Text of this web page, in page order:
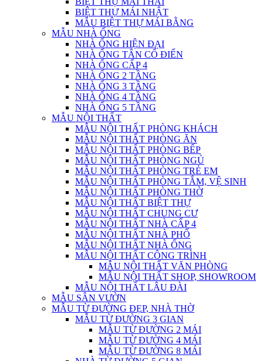
BIỆT THỰ MÁI NHẬT
MẪU BIỆT THỰ MÁI BẰNG
MẪU NHÀ ỐNG
NHÀ ỐNG HIỆN ĐẠI
NHÀ ỐNG TÂN CỔ ĐIỂN
NHÀ ỐNG CẤP 4
NHÀ ỐNG 2 TẦNG
NHÀ ỐNG 3 TẦNG
NHÀ ỐNG 4 TẦNG
NHÀ ỐNG 5 TẦNG
MẪU NỘI THẤT
MẪU NỘI THẤT PHÒNG KHÁCH
MẪU NỘI THẤT PHÒNG ĂN
MẪU NỘI THẤT PHÒNG BẾP
MẪU NỘI THẤT PHÒNG NGỦ
MẪU NỘI THẤT PHÒNG TRẺ EM
MẪU NỘI THẤT PHÒNG TẮM, VỆ SINH
MẪU NỘI THẤT PHÒNG THỜ
MẪU NỘI THẤT BIỆT THỰ
MẪU NỘI THẤT CHUNG CƯ
MẪU NỘI THẤT NHÀ CẤP 4
MẪU NỘI THẤT NHÀ PHỐ
MẪU NỘI THẤT NHÀ ỐNG
MẪU NỘI THẤT CÔNG TRÌNH
MẪU NỘI THẤT VĂN PHÒNG
MẪU NỘI THẤT SHOP, SHOWROOM
MẪU NỘI THẤT LÂU ĐÀI
MẪU SÂN VƯỜN
MẪU TỪ ĐƯỜNG ĐẸP, NHÀ THỜ
MẪU TỪ ĐƯỜNG 3 GIAN
MẪU TỪ ĐƯỜNG 2 MÁI
MẪU TỪ ĐƯỜNG 4 MÁI
MẪU TỪ ĐƯỜNG 8 MÁI